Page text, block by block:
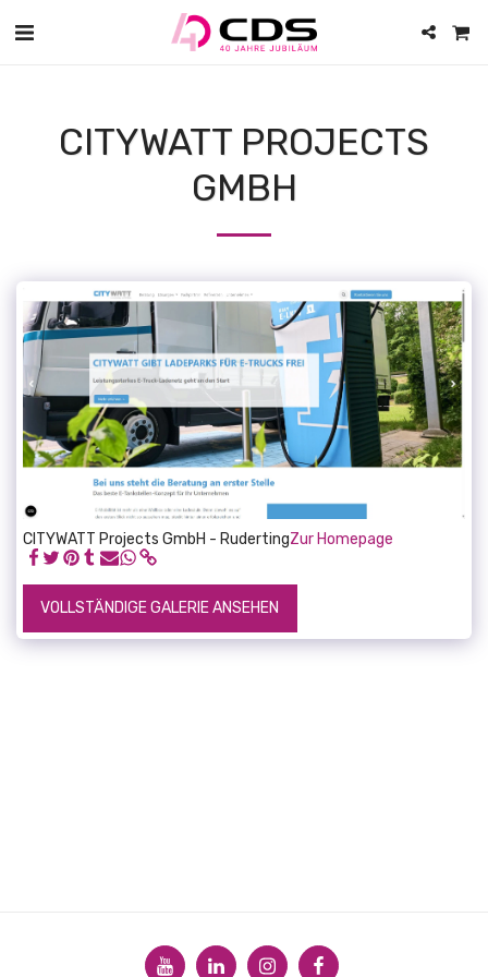
CITYWATT PROJECTS
GMBH
CITYWATT Projects GmbH - RudertingZur Homepage
VOLLSTÄNDIGE GALERIE ANSEHEN